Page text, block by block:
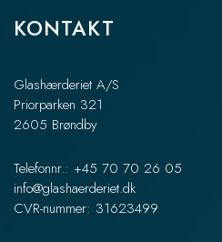
KONTAKT
Glashærderiet A/S
Priorparken 321
2605 Brøndby
Telefonnr.: +45 70 70 26 05
info@glashaerderiet.dk
CVR-nummer: 31623499